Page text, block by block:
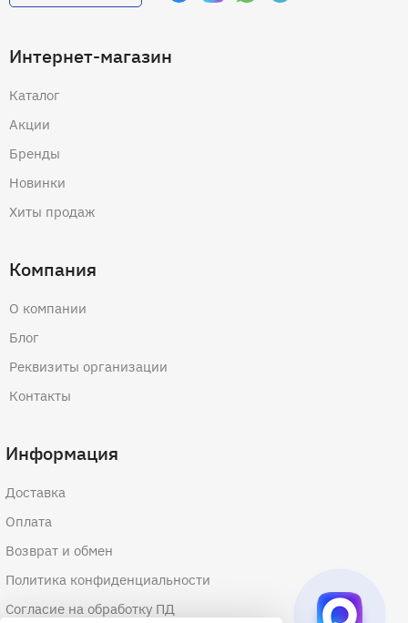
Интернет-магазин
Каталог
Акции
Бренды
Новинки
Хиты продаж
Компания
О компании
Блог
Реквизиты организации
Контакты
Информация
Доставка
Оплата
Возврат и обмен
Политика конфиденциальности
Согласие на обработку ПД